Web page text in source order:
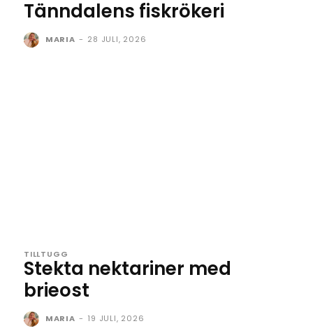
Tänndalens fiskrökeri
MARIA - 28 JULI, 2026
TILLTUGG
Stekta nektariner med
brieost
MARIA - 19 JULI, 2026